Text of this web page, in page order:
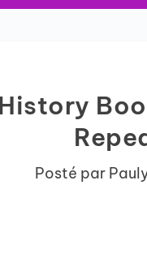
Posté par